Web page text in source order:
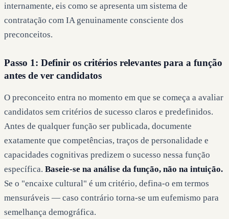
internamente, eis como se apresenta um sistema de
contratação com IA genuinamente consciente dos
preconceitos.
Passo 1: Definir os critérios relevantes para a função
antes de ver candidatos
O preconceito entra no momento em que se começa a avaliar
candidatos sem critérios de sucesso claros e predefinidos.
Antes de qualquer função ser publicada, documente
exatamente que competências, traços de personalidade e
capacidades cognitivas predizem o sucesso nessa função
específica. Baseie-se na análise da função, não na intuição.
Se o "encaixe cultural" é um critério, defina-o em termos
mensuráveis — caso contrário torna-se um eufemismo para
semelhança demográfica.